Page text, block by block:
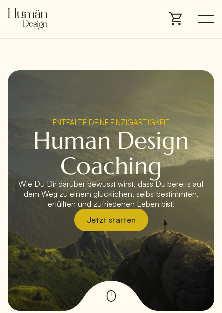
ENTFALTE DEINE EINZIGARTIGKEIT
Human Design
Coaching
Wie Du Dir darüber bewusst wirst, dass Du bereits auf
dem Weg zu einem glücklichen, selbstbestimmten,
erfüllten und zufriedenen Leben bist!
Jetzt starten